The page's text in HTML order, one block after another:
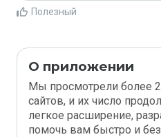
Полезный
О приложении
Мы просмотрели более
сайтов, и их число
легкое расширение,
помочь вам быстро и